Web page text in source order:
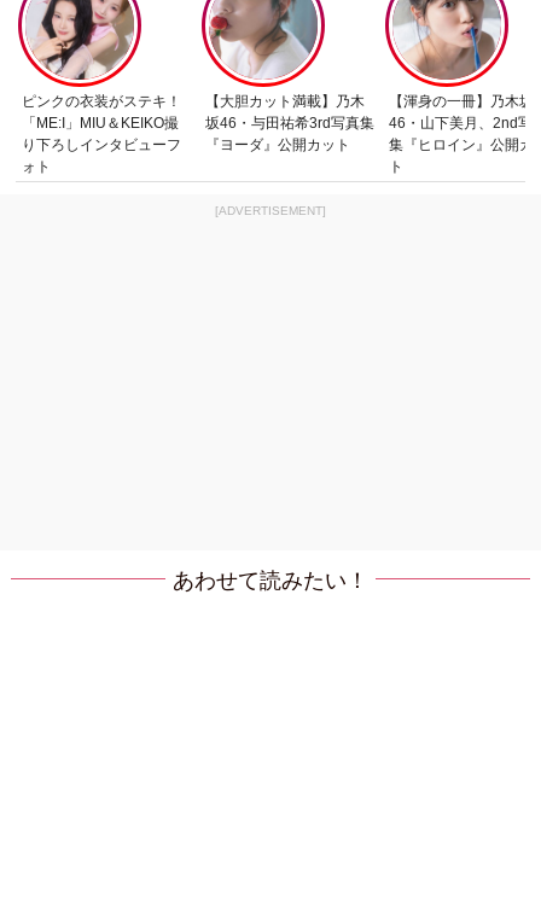
ピンクの衣装がステキ！
「ME:I」MIU＆KEIKO撮
り下ろしインタビューフ
ォト
【大胆カット満載】乃木
坂46・与田祐希3rd写真集
『ヨーダ』公開カット
【渾身の一冊】乃木坂
46・山下美月、2nd写
集『ヒロイン』公開カ
ト
[ADVERTISEMENT]
あわせて読みたい！